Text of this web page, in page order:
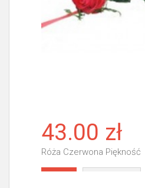
43.00 zł
Róża Czerwona Piękność